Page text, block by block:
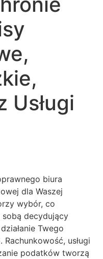
Usługi
biura
dla Waszej
wybór, co
decydujący
Twego
usługi
podatków tworzą